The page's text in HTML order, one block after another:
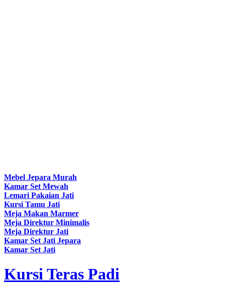
Mebel Jepara Murah
Kamar Set Mewah
Lemari Pakaian Jati
Kursi Tamu Jati
Meja Makan Marmer
Meja Direktur Minimalis
Meja Direktur Jati
Kamar Set Jati Jepara
Kamar Set Jati
Kursi Teras Padi